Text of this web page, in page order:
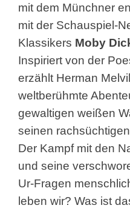
mit dem Münchner
mit der Schauspiel-
Klassikers Moby
Inspiriert von der
erzählt Herman
weltberühmte
gewaltigen weißen
seinen
Der Kampf mit den
und seine
Ur-Fragen
leben wir? Was ist